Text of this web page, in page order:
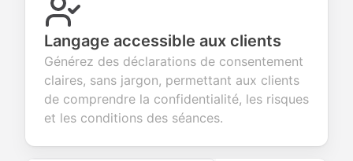
Langage accessible aux clients
Générez des déclarations de consentement
claires, sans jargon, permettant aux clients
de comprendre la confidentialité, les risques
et les conditions des séances.